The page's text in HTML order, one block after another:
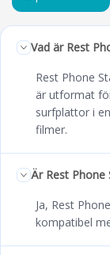
Vad är Rest
Rest Phone
är utformat
surfplattor i
filmer.
Är Rest Phone
Ja, Rest
kompatibel